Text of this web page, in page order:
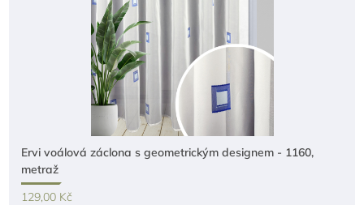
Ervi voálová záclona s geometrickým designem - 1160,
metraž
129,00 Kč